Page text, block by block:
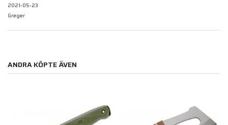
2021-05-23
Greger
ANDRA KÖPTE ÄVEN